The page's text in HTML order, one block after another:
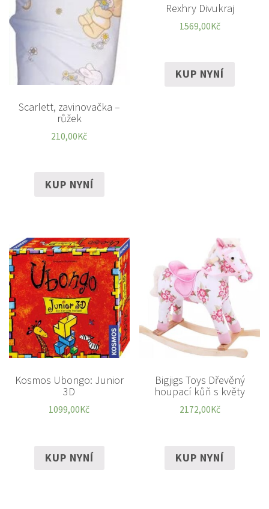
Scarlett, zavinovačka –
růžek
210,00Kč
KUP NYNÍ
Rexhry Divukraj
1569,00Kč
KUP NYNÍ
Kosmos Ubongo: Junior
3D
1099,00Kč
KUP NYNÍ
Bigjigs Toys Dřevěný
houpací kůň s květy
2172,00Kč
KUP NYNÍ